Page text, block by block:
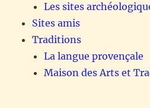
Les sites
Sites amis
Traditions
La langue provençale
Maison des Arts et